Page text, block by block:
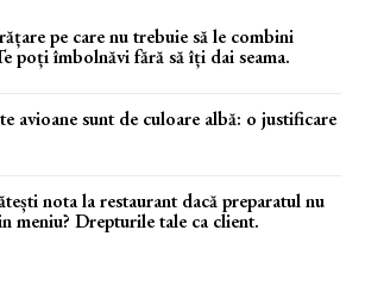
pe care nu trebuie să le combini
poți îmbolnăvi fără să îți dai seama.
avioane sunt de culoare albă: o justificare
nota la restaurant dacă preparatul nu
meniu? Drepturile tale ca client.